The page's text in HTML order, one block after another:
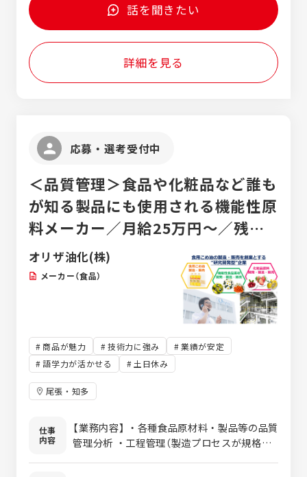
話を聞きたい
詳細を見る
応募・選考受付中
＜品質管理＞食品や化粧品など誰も
が知る製品にも使用される機能性原
料メーカー／月給25万円～／残業
月20h以下／創業87年
オリザ油化(株)
メーカー（食品）
商品が魅力 技術力に強み
業績が安定
語学力が活かせる
土日休み
尾張・知多
仕事
内容
【業務内容】 ・各種食品原材料・製品等の品質
管理分析 ・工程管理（製造プロセスが規格に